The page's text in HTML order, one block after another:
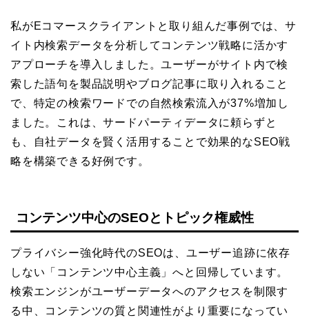
私がEコマースクライアントと取り組んだ事例では、サ
イト内検索データを分析してコンテンツ戦略に活かす
アプローチを導入しました。ユーザーがサイト内で検
索した語句を製品説明やブログ記事に取り入れること
で、特定の検索ワードでの自然検索流入が37%増加し
ました。これは、サードパーティデータに頼らずと
も、自社データを賢く活用することで効果的なSEO戦
略を構築できる好例です。
コンテンツ中心のSEOとトピック権威性
プライバシー強化時代のSEOは、ユーザー追跡に依存
しない「コンテンツ中心主義」へと回帰しています。
検索エンジンがユーザーデータへのアクセスを制限す
る中、コンテンツの質と関連性がより重要になってい